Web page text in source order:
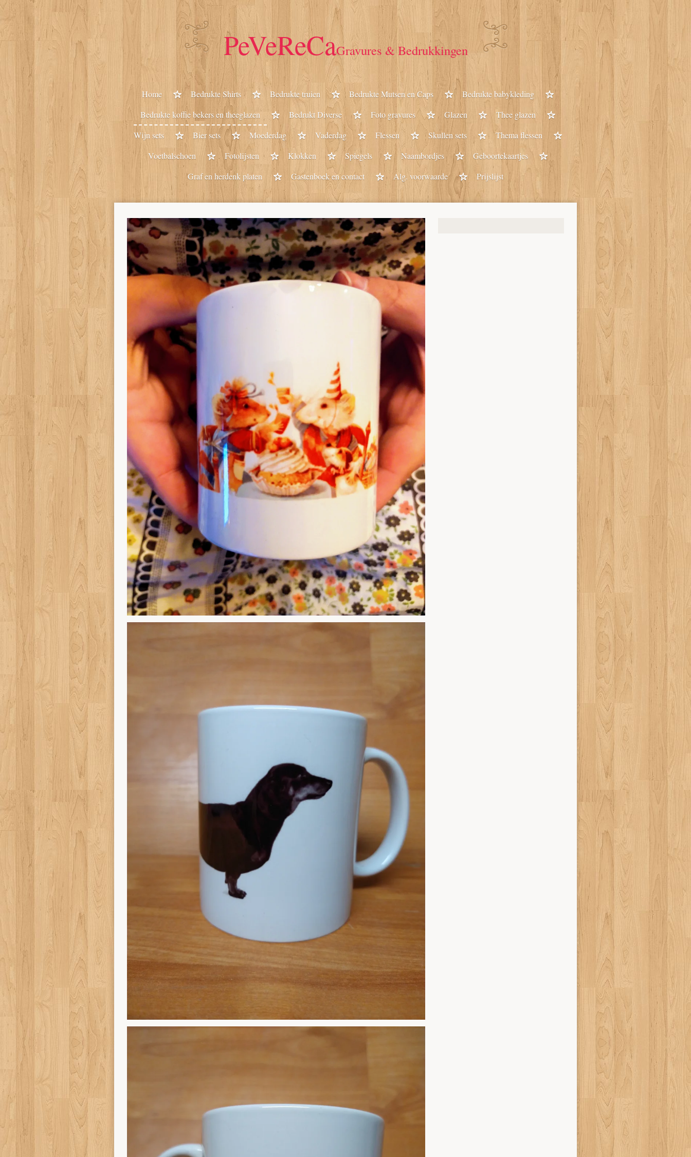
hoofdinhoud
PeVeReCaGravures & Bedrukkingen
Home Bedrukte Shirts Bedrukte truien Bedrukte Mutsen en Caps
Bedrukte babykleding
Bedrukte koffie bekers en theeglazen
Bedrukt Diverse Foto gravures Glazen
Thee glazen
Wijn sets
Bier sets Moederdag Vaderdag Flessen Skullen sets
Thema flessen
Voetbalschoen
Fotolijsten Klokken Spiegels Naambordjes
Geboortekaartjes
Graf en herdenk platen
Gastenboek en contact Alg. voorwaarde Prijslijst